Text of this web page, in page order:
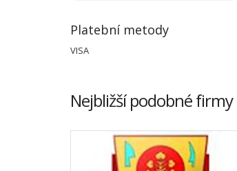
Platební metody
VISA
Nejbližší podobné firmy